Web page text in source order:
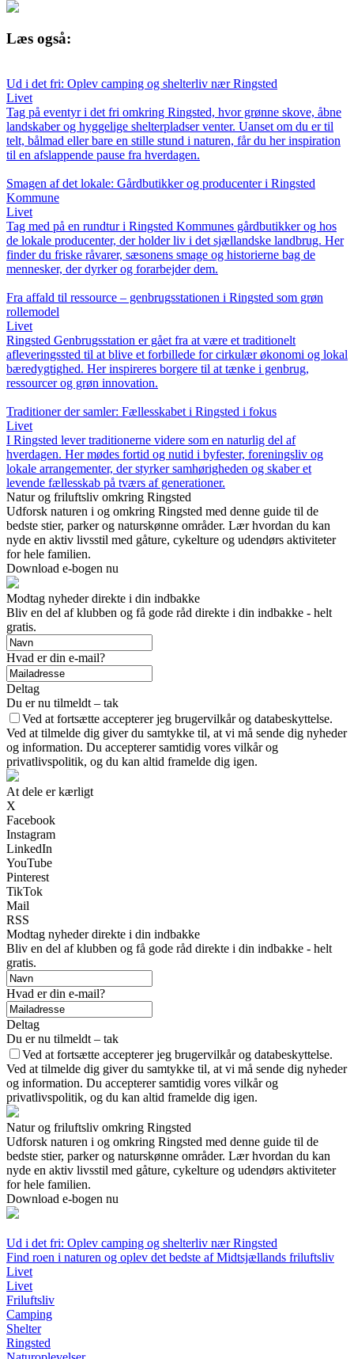
Læs også:
Ud i det fri: Oplev camping og shelterliv nær Ringsted
Livet
Tag på eventyr i det fri omkring Ringsted, hvor grønne skove, åbne
landskaber og hyggelige shelterpladser venter. Uanset om du er til
telt, bålmad eller bare en stille stund i naturen, får du her inspiration
til en afslappende pause fra hverdagen.
Smagen af det lokale: Gårdbutikker og producenter i Ringsted
Kommune
Livet
Tag med på en rundtur i Ringsted Kommunes gårdbutikker og hos
de lokale producenter, der holder liv i det sjællandske landbrug. Her
finder du friske råvarer, sæsonens smage og historierne bag de
mennesker, der dyrker og forarbejder dem.
Fra affald til ressource – genbrugsstationen i Ringsted som grøn
rollemodel
Livet
Ringsted Genbrugsstation er gået fra at være et traditionelt
afleveringssted til at blive et forbillede for cirkulær økonomi og lokal
bæredygtighed. Her inspireres borgere til at tænke i genbrug,
ressourcer og grøn innovation.
Traditioner der samler: Fællesskabet i Ringsted i fokus
Livet
I Ringsted lever traditionerne videre som en naturlig del af
hverdagen. Her mødes fortid og nutid i byfester, foreningsliv og
lokale arrangementer, der styrker samhørigheden og skaber et
levende fællesskab på tværs af generationer.
Natur og friluftsliv omkring Ringsted
Udforsk naturen i og omkring Ringsted med denne guide til de
bedste stier, parker og naturskønne områder. Lær hvordan du kan
nyde en aktiv livsstil med gåture, cykelture og udendørs aktiviteter
for hele familien.
Download e-bogen nu
Modtag nyheder direkte i din indbakke
Bliv en del af klubben og få gode råd direkte i din indbakke - helt
gratis.
Hvad er din e-mail?
Deltag
Du er nu tilmeldt – tak
Ved at fortsætte accepterer jeg brugervilkår og databeskyttelse.
Ved at tilmelde dig giver du samtykke til, at vi må sende dig nyheder
og information. Du accepterer samtidig vores vilkår og
privatlivspolitik, og du kan altid framelde dig igen.
At dele er kærligt
X
Facebook
Instagram
LinkedIn
YouTube
Pinterest
TikTok
Mail
RSS
Modtag nyheder direkte i din indbakke
Bliv en del af klubben og få gode råd direkte i din indbakke - helt
gratis.
Hvad er din e-mail?
Deltag
Du er nu tilmeldt – tak
Ved at fortsætte accepterer jeg brugervilkår og databeskyttelse.
Ved at tilmelde dig giver du samtykke til, at vi må sende dig nyheder
og information. Du accepterer samtidig vores vilkår og
privatlivspolitik, og du kan altid framelde dig igen.
Natur og friluftsliv omkring Ringsted
Udforsk naturen i og omkring Ringsted med denne guide til de
bedste stier, parker og naturskønne områder. Lær hvordan du kan
nyde en aktiv livsstil med gåture, cykelture og udendørs aktiviteter
for hele familien.
Download e-bogen nu
Ud i det fri: Oplev camping og shelterliv nær Ringsted
Find roen i naturen og oplev det bedste af Midtsjællands friluftsliv
Livet
Livet
Friluftsliv
Camping
Shelter
Ringsted